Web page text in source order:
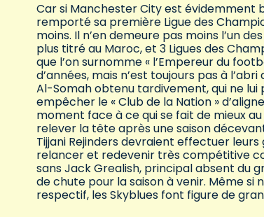
Car si Manchester City est évidemment
remporté sa première Ligue des
moins. Il n’en demeure pas moins l’un
plus titré au Maroc, et 3 Ligues des
que l’on surnomme « l’Empereur du
d’années, mais n’est toujours pas à
Al-Somah obtenu tardivement, qui ne
empêcher le « Club de la Nation »
moment face à ce qui se fait de mieux
relever la tête après une saison
Tijjani Rejinders devraient effectuer
relancer et redevenir très compétitive
sans Jack Grealish, principal absent du
de chute pour la saison à venir. Même
respectif, les Skyblues font figure de